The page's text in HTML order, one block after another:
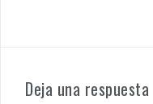
Deja una respuesta